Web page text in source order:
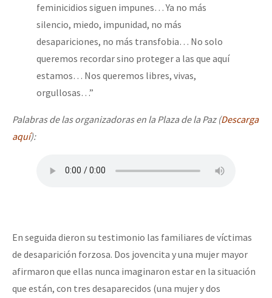
feminicidios siguen impunes… Ya no más
silencio, miedo, impunidad, no más
desapariciones, no más transfobia… No solo
queremos recordar sino proteger a las que aquí
estamos… Nos queremos libres, vivas,
orgullosas…”
Palabras de las organizadoras en la Plaza de la Paz (Descarga
aquí):
En seguida dieron su testimonio las familiares de víctimas
de desaparición forzosa. Dos jovencita y una mujer mayor
afirmaron que ellas nunca imaginaron estar en la situación
que están, con tres desaparecidos (una mujer y dos